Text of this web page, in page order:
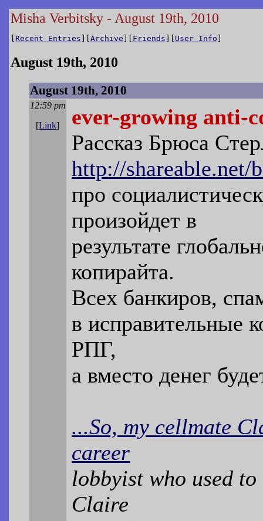
Misha Verbitsky - August 19th, 2010
[ Recent Entries ][Archive ][ Friends ][ User Info ]
August 19th, 2010
August 19th, 2010
12:59 pm
[Link]
ever-growing anti-
Рассказ Брюса
http://shareable.net/
про
произойдет в
результате
копирайта.
Всех банкиров,
в исправительные
РПГ,
а вместо денег
...So, my cellmate
career
lobbyist who used
Claire